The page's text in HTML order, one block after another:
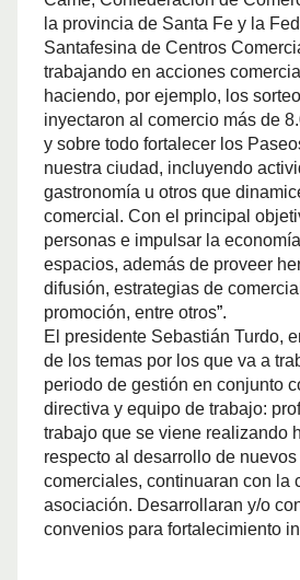
la provincia de Santa Fe y la
Santafesina de Centros
trabajando en acciones
haciendo, por ejemplo, los
inyectaron al comercio más de
y sobre todo fortalecer los
nuestra ciudad, incluyendo
gastronomía u otros que
comercial. Con el principal
personas e impulsar la
espacios, además de proveer
difusión, estrategias de
promoción, entre otros”.
El presidente Sebastián Turdo,
de los temas por los que va a
periodo de gestión en conjunto
directiva y equipo de trabajo:
trabajo que se viene realizando
respecto al desarrollo de
comerciales, continuaran con la
asociación. Desarrollaran y/o
convenios para fortalecimiento